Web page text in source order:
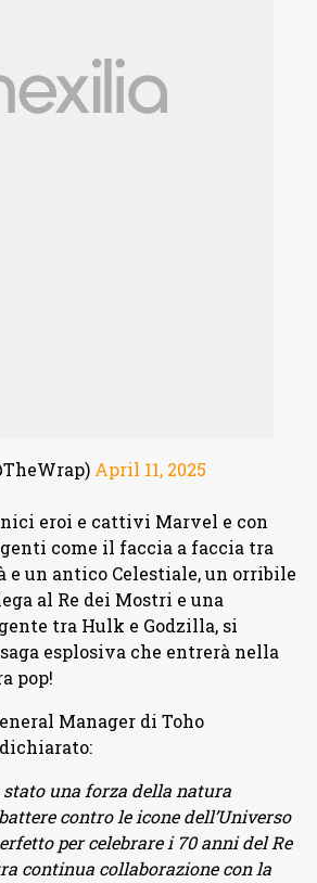
April 11, 2025
eroi e cattivi Marvel e con
come il faccia a faccia tra
e un antico Celestiale, un orribile
al Re dei Mostri e una
tra Hulk e Godzilla, si
esplosiva che entrerà nella
pop!
Manager di Toho
stato una forza della natura
contro le icone dell’Universo
per celebrare i 70 anni del Re
continua collaborazione con la